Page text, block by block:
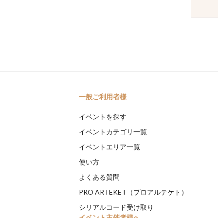
一般ご利用者様
イベントを探す
イベントカテゴリ一覧
イベントエリア一覧
使い方
よくある質問
PRO ARTEKET（プロアルテケト）
シリアルコード受け取り